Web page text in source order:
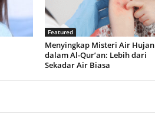
Featured
Menyingkap Misteri Air Hujan
dalam Al-Qur’an: Lebih dari
Sekadar Air Biasa